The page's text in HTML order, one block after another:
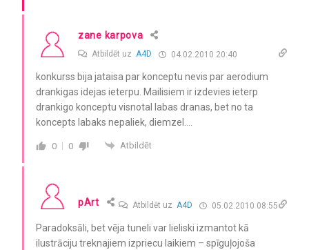
zane karpova
Atbildēt uz A4D 04.02.2010 20:40
konkurss bija jataisa par konceptu nevis par aerodium
drankigas idejas ieterpu. Mailisiem ir izdevies ieterp
drankigo konceptu visnotal labas dranas, bet no ta
koncepts labaks nepaliek, diemzel….
0 0 Atbildēt
pArt Atbildēt uz A4D 05.02.2010 08:55
Paradoksāli, bet vēja tuneli var lieliski izmantot kā
ilustrāciju treknajiem izpriecu laikiem – spīguļojoša